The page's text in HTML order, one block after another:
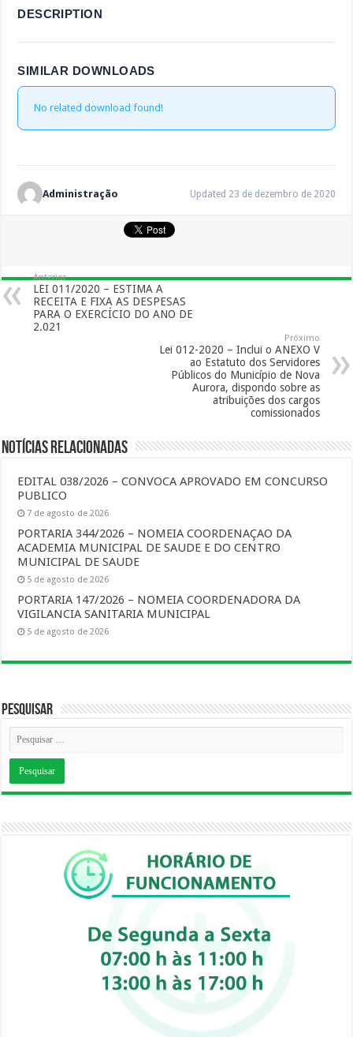
DESCRIPTION
SIMILAR DOWNLOADS
No related download found!
Administração Updated 23 de dezembro de 2020
Anterior
LEI 011/2020 – ESTIMA A
RECEITA E FIXA AS DESPESAS
PARA O EXERCÍCIO DO ANO DE
2.021
Próximo
Lei 012-2020 – Inclui o ANEXO V
ao Estatuto dos Servidores
Públicos do Município de Nova
Aurora, dispondo sobre as
atribuições dos cargos
comissionados
Notícias Relacionadas
EDITAL 038/2026 – CONVOCA APROVADO EM CONCURSO
PUBLICO
7 de agosto de 2026
PORTARIA 344/2026 – NOMEIA COORDENAÇAO DA
ACADEMIA MUNICIPAL DE SAUDE E DO CENTRO
MUNICIPAL DE SAUDE
5 de agosto de 2026
PORTARIA 147/2026 – NOMEIA COORDENADORA DA
VIGILANCIA SANITARIA MUNICIPAL
5 de agosto de 2026
Pesquisar